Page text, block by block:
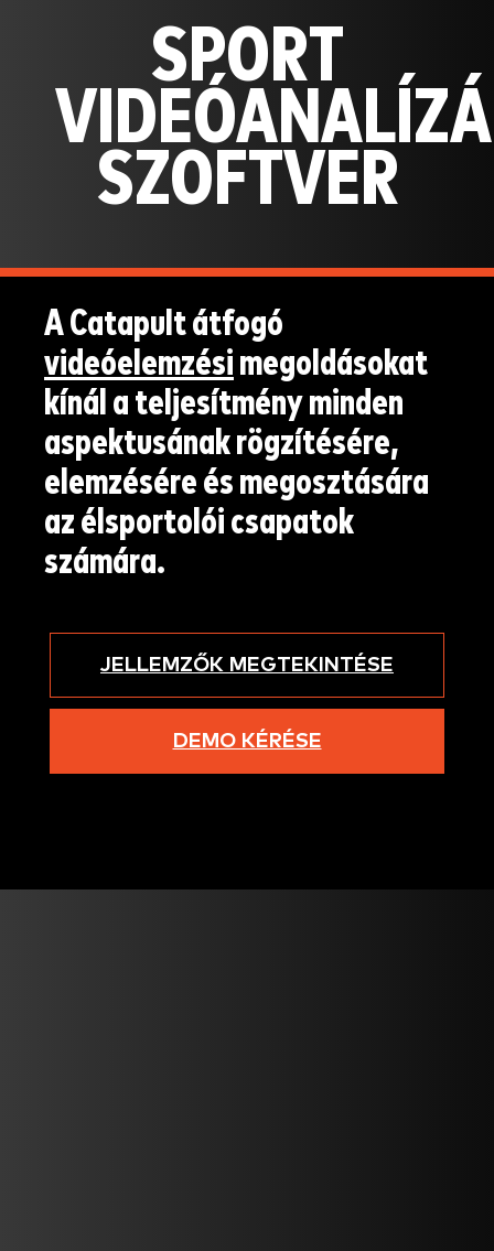
SPORT
SZOFTVER
A Catapult átfogó
videóelemzési megoldásokat
kínál a teljesítmény minden
aspektusának rögzítésére,
elemzésére és megosztására
az élsportolói csapatok
számára.
JELLEMZŐK MEGTEKINTÉSE
DEMO KÉRÉSE